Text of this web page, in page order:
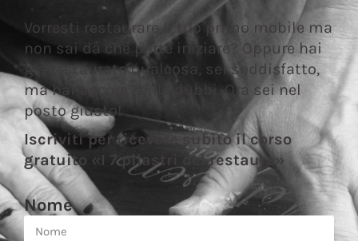
Vorresti restaurare il tuo primo mobile ma
non sai da che parte iniziare? Oppure hai
già restaurato qualcosa, sei soddisfatto,
ma hai ancora mille dubbi. Ora sei nel
posto giusto!
Iscriviti per ricevere subito il corso
gratuito «I 7 pilastri del restauro»
Nome